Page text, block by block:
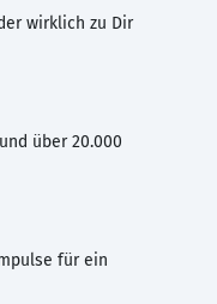
wirklich zu Dir
über 20.000
für ein